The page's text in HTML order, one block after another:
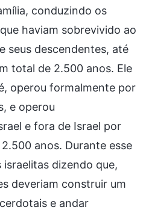
conduzindo os
haviam sobrevivido ao
seus descendentes, até
total de 2.500 anos. Ele
operou formalmente por
e operou
e fora de Israel por
anos. Durante esse
dizendo que,
deveriam construir um
e andar